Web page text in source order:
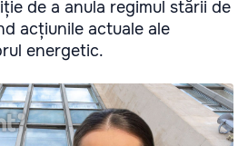
de a anula regimul stării de
acțiunile actuale ale
energetic.